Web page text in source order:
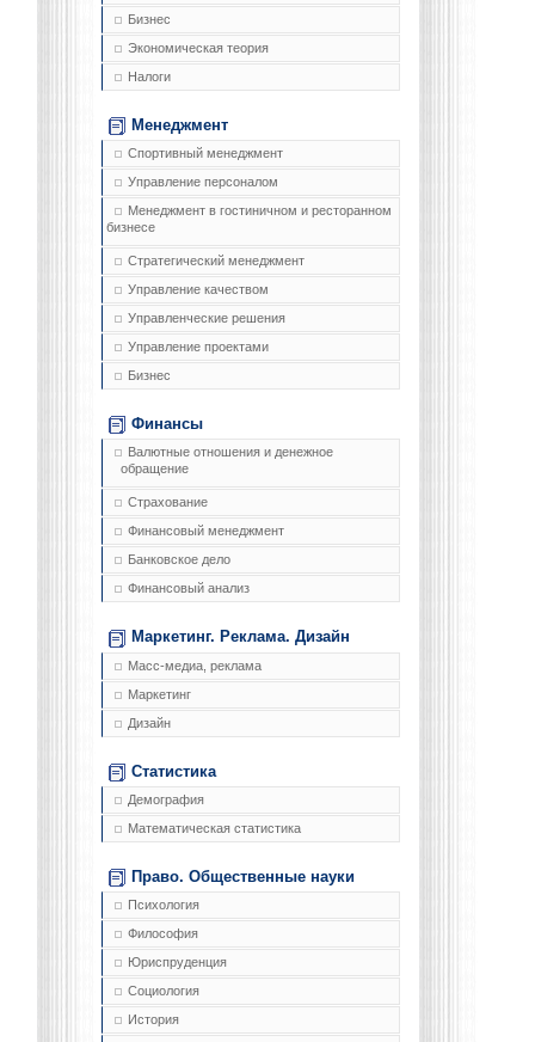
Бизнес
Экономическая теория
Налоги
Менеджмент
Спортивный менеджмент
Управление персоналом
Менеджмент в гостиничном и ресторанном
бизнесе
Стратегический менеджмент
Управление качеством
Управленческие решения
Управление проектами
Бизнес
Финансы
Валютные отношения и денежное
обращение
Страхование
Финансовый менеджмент
Банковское дело
Финансовый анализ
Маркетинг. Реклама. Дизайн
Масс-медиа, реклама
Маркетинг
Дизайн
Статистика
Демография
Математическая статистика
Право. Общественные науки
Психология
Философия
Юриспруденция
Социология
История